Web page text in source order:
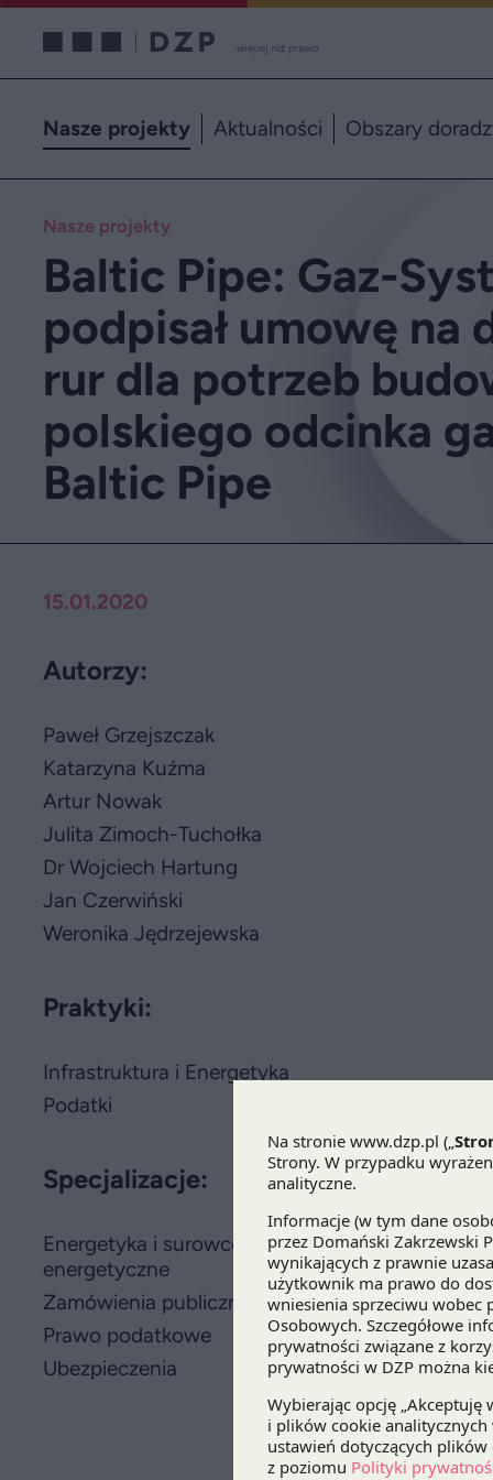
Nasze projekty Aktualności Obszary
Nasze projekty
Baltic Pipe: Gaz-
podpisał umowę na
rur dla potrzeb
polskiego odcinka
Baltic Pipe
15.01.2020
Autorzy:
Paweł Grzejszczak
Katarzyna Kuźma
Artur Nowak
Julita Zimoch-Tuchołka
Dr Wojciech Hartung
Jan Czerwiński
Weronika Jędrzejewska
Praktyki:
Infrastruktura i Energetyka
Podatki
Specjalizacje:
Energetyka i surowce
energetyczne
Zamówienia publiczne
Prawo podatkowe
Ubezpieczenia